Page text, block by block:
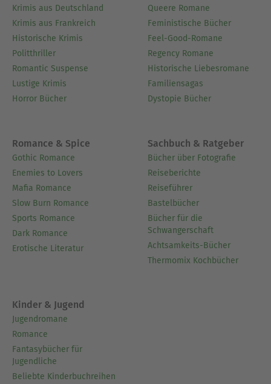
Krimis aus Deutschland
Krimis aus Frankreich
Historische Krimis
Politthriller
Romantic Suspense
Lustige Krimis
Horror Bücher
Queere Romane
Feministische Bücher
Feel-Good-Romane
Regency Romane
Historische Liebesromane
Familiensagas
Dystopie Bücher
Romance & Spice
Gothic Romance
Enemies to Lovers
Mafia Romance
Slow Burn Romance
Sports Romance
Dark Romance
Erotische Literatur
Sachbuch & Ratgeber
Bücher über Fotografie
Reiseberichte
Reiseführer
Bastelbücher
Bücher für die
Schwangerschaft
Achtsamkeits-Bücher
Thermomix Kochbücher
Kinder & Jugend
Jugendromane
Romance
Fantasybücher für
Jugendliche
Beliebte Kinderbuchreihen